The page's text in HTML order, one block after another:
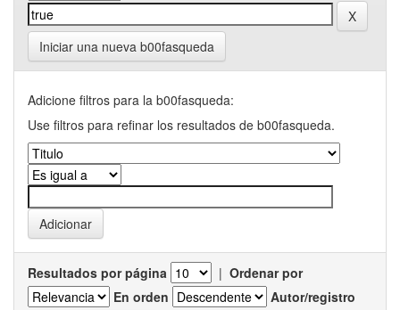
Iniciar una nueva b00fasqueda
Adicione filtros para la b00fasqueda:
Use filtros para refinar los resultados de b00fasqueda.
Resultados por página | Ordenar por
En orden
Autor/registro